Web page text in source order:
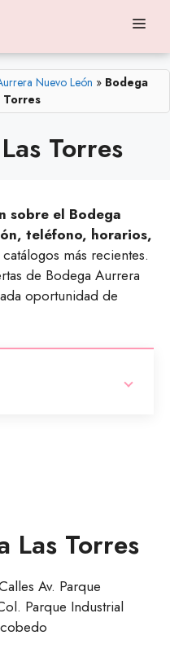
Nuevo León » Bodega
Torres
Torres
sobre el Bodega
teléfono, horarios,
más recientes.
de Bodega Aurrera
oportunidad de
Las Torres
Av. Parque
Parque Industrial